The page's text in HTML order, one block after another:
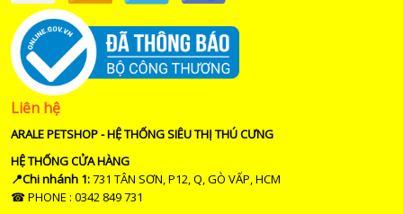
Liên hệ
ARALE PETSHOP - HỆ THỐNG SIÊU THỊ THÚ CƯNG
HỆ THỐNG CỬA HÀNG
📍Chi nhánh 1:731 TÂN SƠN, P12, Q, GÒ VẤP, HCM
☎ PHONE : 0342 849 731